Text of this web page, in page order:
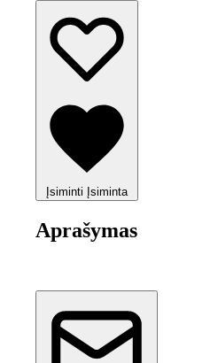
Įsiminti Įsiminta
Aprašymas